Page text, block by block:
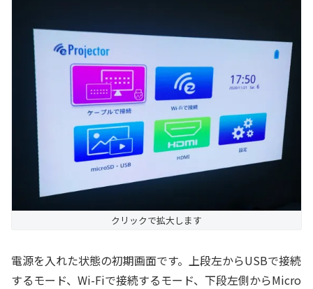
クリックで拡大します
電源を入れた状態の初期画面です。上段左からUSBで接続
するモード、Wi-Fiで接続するモード、下段左側からMicro